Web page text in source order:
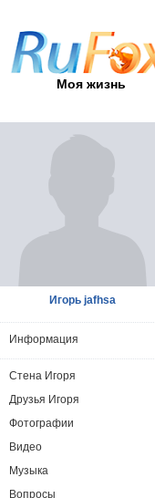
Моя жизнь
Игорь jafhsa
Информация
Стена Игоря
Друзья Игоря
Фотографии
Видео
Музыка
Вопросы